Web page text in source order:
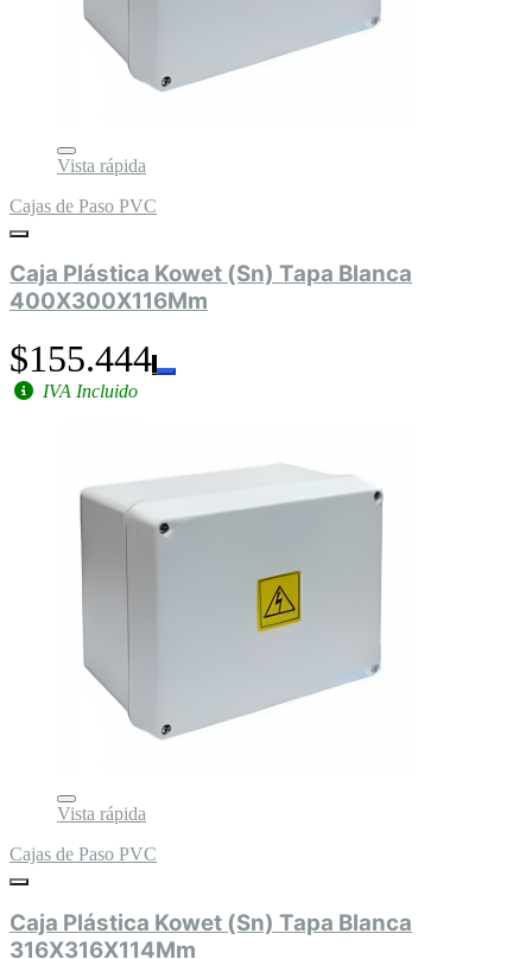
Vista rápida
Cajas de Paso PVC
Caja Plástica Kowet (Sn) Tapa Blanca
400X300X116Mm
$155.444
IVA Incluido
Vista rápida
Cajas de Paso PVC
Caja Plástica Kowet (Sn) Tapa Blanca
316X316X114Mm